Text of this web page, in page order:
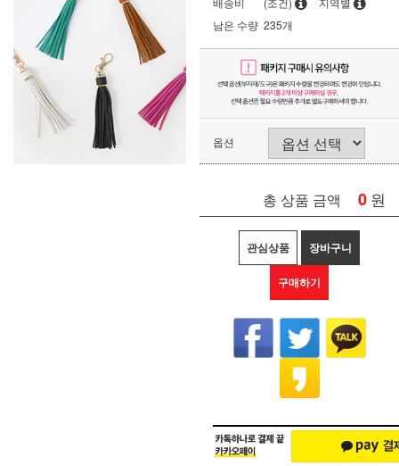
남은 수량 235개
옵션
총 상품 금액 0 원
관심상품 장바구니
구매하기